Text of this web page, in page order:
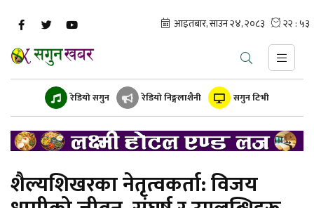
रेडियो सगुन रेडियो निङ्गलाशैनी सगुन टिभी
शैल्यशिखरका नेतृत्वकर्ता: विजय